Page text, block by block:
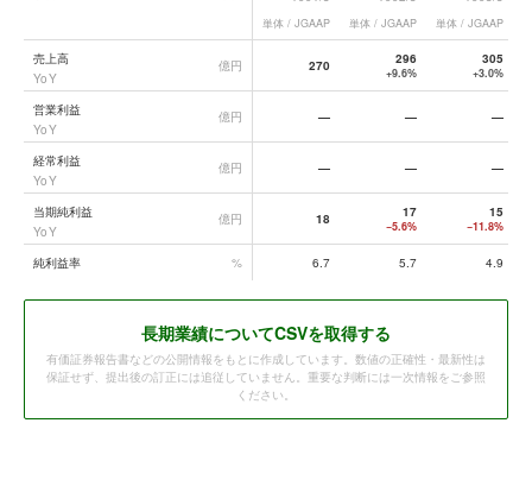
ヨネックス
単体 / JGAAP 単体 / JGAAP 単体 / JGAAP
売上高
YoY
億円 270 296
+9.6%
305
+3.0%
営業利益
YoY
億円 — — —
経常利益
YoY
億円 — — —
当期純利益
YoY
億円 18 17
−5.6%
15
−11.8%
純利益率 % 6.7 5.7 4.9
長期業績についてCSVを取得する
有価証券報告書などの公開情報をもとに作成しています。数値の正確性・最新性は
保証せず、提出後の訂正には追従していません。重要な判断には一次情報をご参照
ください。